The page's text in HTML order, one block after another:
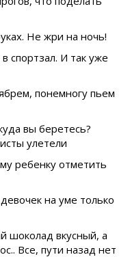
Не жри на ночь!
спортзал. И так уже
понемногу пьем
вы беретесь?
улетели
ребенку отметить
на уме только
шоколад вкусный, а
Все, пути назад нет